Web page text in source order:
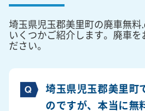
埼玉県児玉郡美里町の廃車無
いくつかご紹介します。廃車
ださい。
埼玉県児玉郡美里町
のですが、本当に無